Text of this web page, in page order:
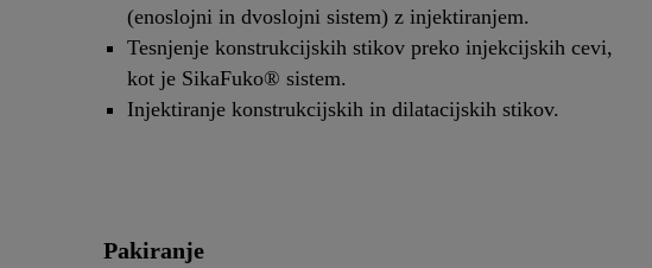
(enoslojni in dvoslojni sistem) z injektiranjem.
Tesnjenje konstrukcijskih stikov preko injekcijskih cevi,
kot je SikaFuko® sistem.
Injektiranje konstrukcijskih in dilatacijskih stikov.
Pakiranje